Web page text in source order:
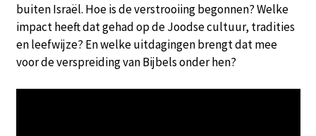
buiten Israël. Hoe is de verstrooiing begonnen? Welke
impact heeft dat gehad op de Joodse cultuur, tradities
en leefwijze? En welke uitdagingen brengt dat mee
voor de verspreiding van Bijbels onder hen?